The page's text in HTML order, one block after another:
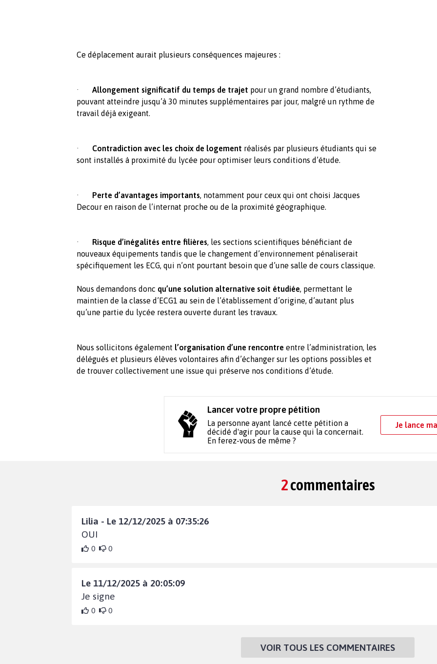
Ce déplacement aurait plusieurs conséquences majeures :
· Allongement significatif du temps de trajet pour un grand nombre d’étudiants,
pouvant atteindre jusqu’à 30 minutes supplémentaires par jour, malgré un rythme de
travail déjà exigeant.
· Contradiction avec les choix de logement réalisés par plusieurs étudiants qui se
sont installés à proximité du lycée pour optimiser leurs conditions d’étude.
· Perte d’avantages importants, notamment pour ceux qui ont choisi Jacques
Decour en raison de l’internat proche ou de la proximité géographique.
· Risque d’inégalités entre filières, les sections scientifiques bénéficiant de
nouveaux équipements tandis que le changement d’environnement pénaliserait
spécifiquement les ECG, qui n’ont pourtant besoin que d’une salle de cours classique.
Nous demandons donc qu’une solution alternative soit étudiée, permettant le
maintien de la classe d’ECG1 au sein de l’établissement d’origine, d’autant plus
qu’une partie du lycée restera ouverte durant les travaux.
Nous sollicitons également l’organisation d’une rencontre entre l’administration, les
délégués et plusieurs élèves volontaires afin d’échanger sur les options possibles et
de trouver collectivement une issue qui préserve nos conditions d’étude.
Lancer votre propre pétition
La personne ayant lancé cette pétition a
décidé d'agir pour la cause qui la concernait.
En ferez-vous de même ?
Je lance
2commentaires
Lilia - Le 12/12/2025 à 07:35:26
OUI
0 0
Le 11/12/2025 à 20:05:09
Je signe
0 0
VOIR TOUS LES COMMENTAIRES